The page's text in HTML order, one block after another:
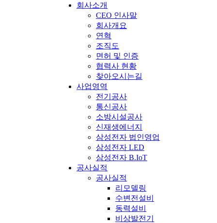
회사소개
CEO 인사말
회사개요
연혁
조직도
면허 및 인증
협력사 현황
찾아오시는길
사업영역
전기공사
통신공사
소방시설공사
신재생에너지
삼성전자 법인영업
삼성전자 LED
삼성전자 B.IoT
공사실적
공사실적
리모델링
수변전설비
동력설비
비상발전기